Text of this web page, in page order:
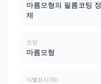
마름모형의 필름코팅 정
제
모양
마름모형
식별표시(뒤)